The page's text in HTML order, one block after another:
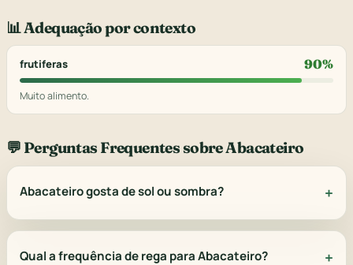
📊 Adequação por contexto
frutiferas 90%
Muito alimento.
💬 Perguntas Frequentes sobre Abacateiro
Abacateiro gosta de sol ou sombra?
Qual a frequência de rega para Abacateiro?